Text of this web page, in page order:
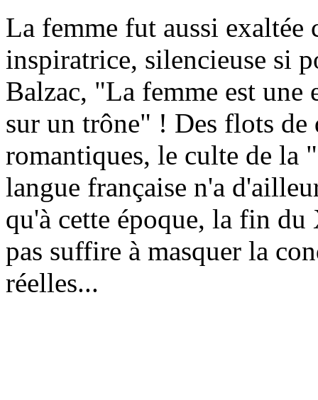
La femme fut aussi exaltée
inspiratrice, silencieuse si
Balzac, "La femme est
sur un trône" ! Des flots de
romantiques, le culte de la
langue française n'a
qu'à cette époque, la fin
pas suffire à masquer la
réelles...